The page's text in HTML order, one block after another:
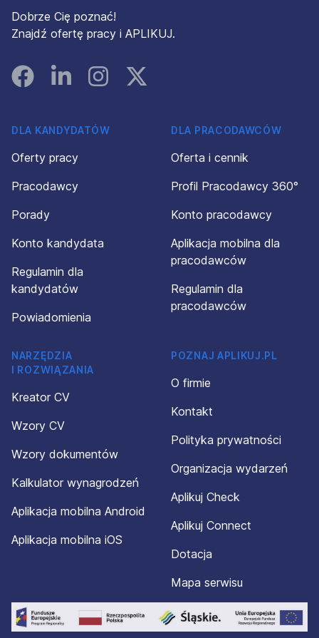
Dobrze Cię poznać!
Znajdź ofertę pracy i APLIKUJ.
FacebookLinked InInstagramInstagram
DLA KANDYDATÓW
Oferty pracy
Pracodawcy
Porady
Konto kandydata
Regulamin dla
kandydatów
Powiadomienia
DLA PRACODAWCÓW
Oferta i cennik
Profil Pracodawcy 360°
Konto pracodawcy
Aplikacja mobilna dla
pracodawców
Regulamin dla
pracodawców
NARZĘDZIA
I ROZWIĄZANIA
Kreator CV
Wzory CV
Wzory dokumentów
Kalkulator wynagrodzeń
Aplikacja mobilna Android
Aplikacja mobilna iOS
POZNAJ APLIKUJ.PL
O firmie
Kontakt
Polityka prywatności
Organizacja wydarzeń
Aplikuj Check
Aplikuj Connect
Dotacja
Mapa serwisu